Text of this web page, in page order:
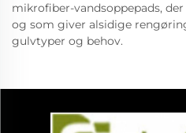
mikrofiber-vandsoppepads,
og som giver alsidige
gulvtyper og behov.